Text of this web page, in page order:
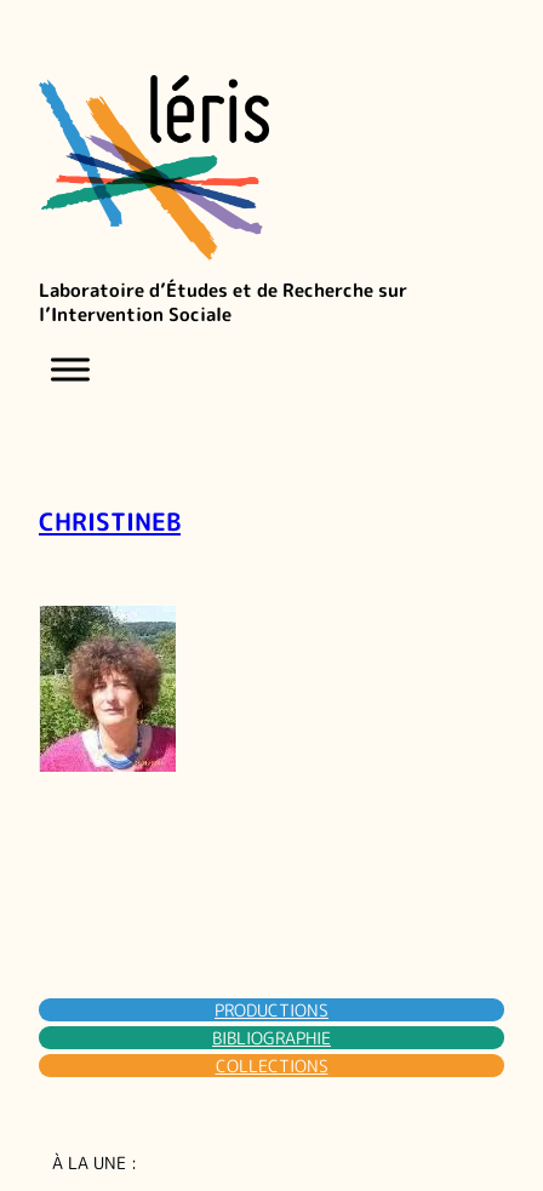
Laboratoire d’Études et de Recherche sur
l’Intervention Sociale
CHRISTINEB
PRODUCTIONS
BIBLIOGRAPHIE
COLLECTIONS
À LA UNE :